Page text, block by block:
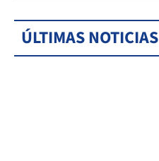
ÚLTIMAS NOTICIAS